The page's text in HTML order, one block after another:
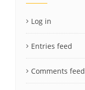
Log in
Entries feed
Comments feed